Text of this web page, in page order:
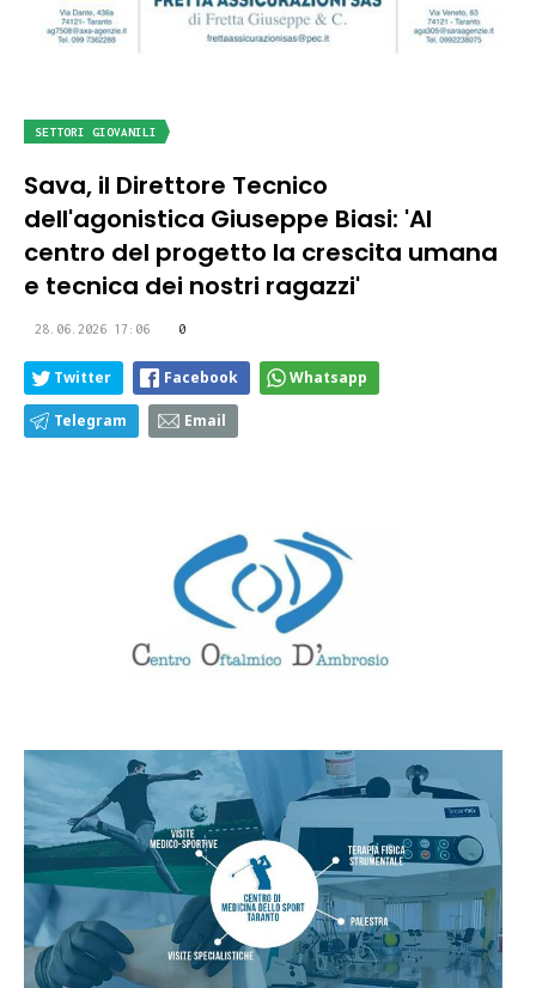
SETTORI GIOVANILI
Sava, il Direttore Tecnico
dell'agonistica Giuseppe Biasi: 'Al
centro del progetto la crescita umana
e tecnica dei nostri ragazzi'
28.06.2026 17:06 0
Twitter Facebook Whatsapp
Telegram Email